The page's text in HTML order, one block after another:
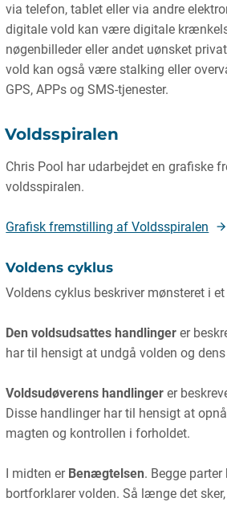
via telefon, tablet eller via andre
digitale vold kan være digitale
nøgenbilleder eller andet uønsket
vold kan også være stalking eller
GPS, APPs og SMS-tjenester.
Voldsspiralen
Chris Pool har udarbejdet en grafiske
voldsspiralen.
Grafisk fremstilling af Voldsspiralen
Voldens cyklus
Voldens cyklus beskriver mønsteret i
Den voldsudsattes handlinger er
har til hensigt at undgå volden og dens
Voldsudøverens handlinger er
Disse handlinger har til hensigt at
magten og kontrollen i forholdet.
I midten er Benægtelsen. Begge
bortforklarer volden. Så længe det